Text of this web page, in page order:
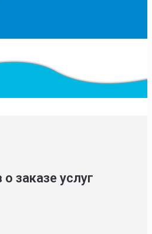
заказе услуг